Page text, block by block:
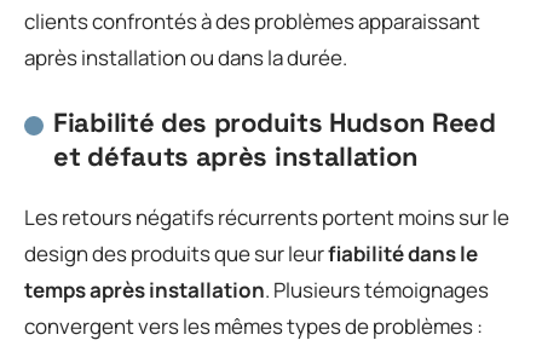
clients confrontés à des problèmes apparaissant
après installation ou dans la durée.
Fiabilité des produits Hudson Reed
et défauts après installation
Les retours négatifs récurrents portent moins sur le
design des produits que sur leurfiabilité dans le
temps après installation. Plusieurs témoignages
convergent vers les mêmes types de problèmes :